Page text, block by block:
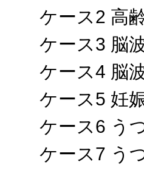
ケース2 高
ケース3 脳
ケース4 脳
ケース5 妊
ケース6 う
ケース7 う